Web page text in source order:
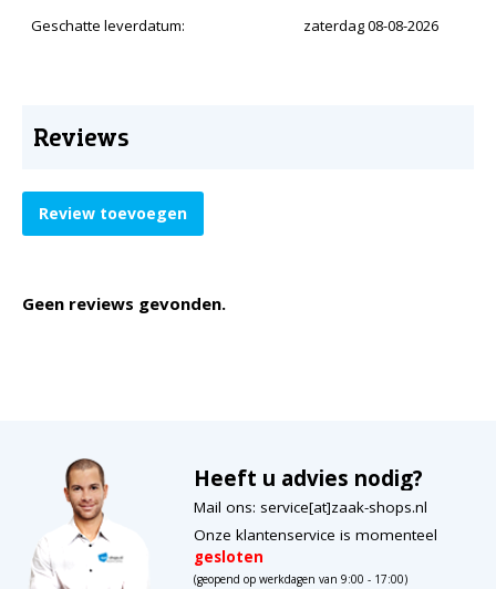
Geschatte leverdatum:
zaterdag 08-08-2026
Reviews
Review toevoegen
Geen reviews gevonden.
Heeft u advies nodig?
Mail ons: service[at]zaak-shops.nl
Onze klantenservice is momenteel
gesloten
(geopend op werkdagen van 9:00 - 17:00)